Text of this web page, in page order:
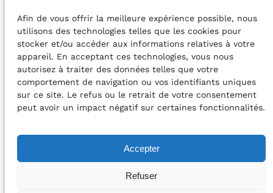
Afin de vous offrir la meilleure expérience possible, nous
utilisons des technologies telles que les cookies pour
stocker et/ou accéder aux informations relatives à votre
appareil. En acceptant ces technologies, vous nous
autorisez à traiter des données telles que votre
comportement de navigation ou vos identifiants uniques
sur ce site. Le refus ou le retrait de votre consentement
peut avoir un impact négatif sur certaines fonctionnalités.
Accepter
Refuser
Rechercher
©2026 Centre Avec asblBE33 5230​ 8091​ 4546
avec le soutien de la Fédération Wallonie-Bruxelles
POLITIQUE DE CONFIDENTIALITÉ